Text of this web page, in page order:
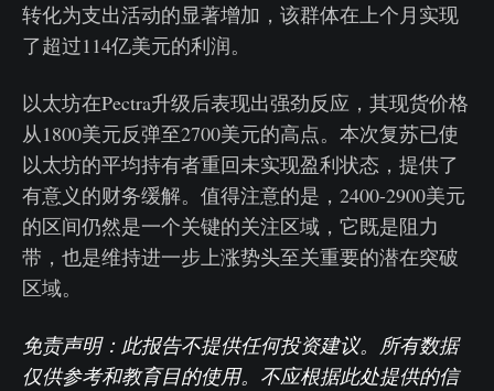
转化为支出活动的显著增加，该群体在上个月实现
了超过114亿美元的利润。
以太坊在Pectra升级后表现出强劲反应，其现货价格
从1800美元反弹至2700美元的高点。本次复苏已使
以太坊的平均持有者重回未实现盈利状态，提供了
有意义的财务缓解。值得注意的是，2400-2900美元
的区间仍然是一个关键的关注区域，它既是阻力
带，也是维持进一步上涨势头至关重要的潜在突破
区域。
免责声明：此报告不提供任何投资建议。所有数据
仅供参考和教育目的使用。不应根据此处提供的信